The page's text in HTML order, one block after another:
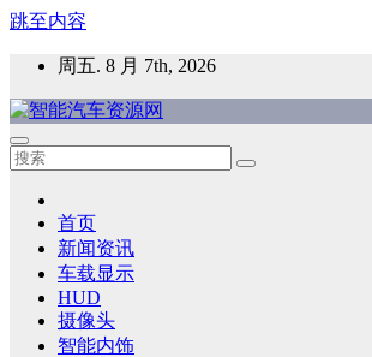
跳至内容
周五. 8 月 7th, 2026
智能汽车资源网
智能表面，智能内饰，新能源汽车，HMI
首页
新闻资讯
车载显示
HUD
摄像头
智能内饰